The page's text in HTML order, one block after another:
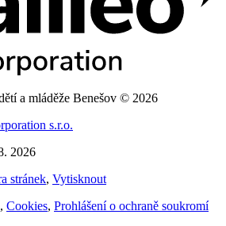
a mláděže Benešov © 2026
s.r.o.
2026
stránek, Vytisknout
, Cookies, Prohlášení o ochraně soukromí